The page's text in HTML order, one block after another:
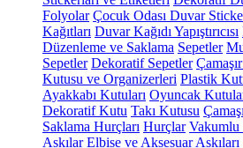
Folyolar Çocuk Odası Duvar
Kağıtları Duvar Kağıdı Yapıştırıcısı
Düzenleme ve Saklama Sepetler
Sepetler Dekoratif Sepetler
Kutusu ve Organizerleri Plastik
Ayakkabı Kutuları Oyuncak
Dekoratif Kutu Takı Kutusu
Saklama Hurçları Hurçlar
Askılar Elbise ve Aksesuar Askıları